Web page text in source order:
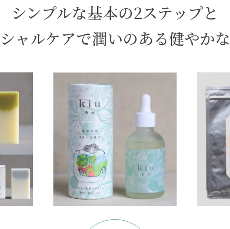
シンプルな基本の2ステップと
ャルケアで潤いのある健やか